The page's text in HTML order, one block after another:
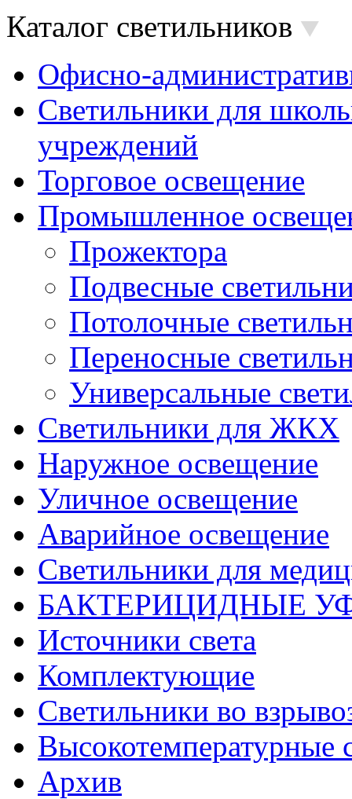
Каталог светильников
Офисно-
Светильники для
учреждений
Торговое освещение
Промышленное
Прожектора
Подвесные
Потолочные
Переносные
Универсальные
Светильники для ЖКХ
Наружное освещение
Уличное освещение
Аварийное освещение
Светильники для
БАКТЕРИЦИДНЫЕ
Источники света
Комплектующие
Светильники во
Высокотемпературные
Архив